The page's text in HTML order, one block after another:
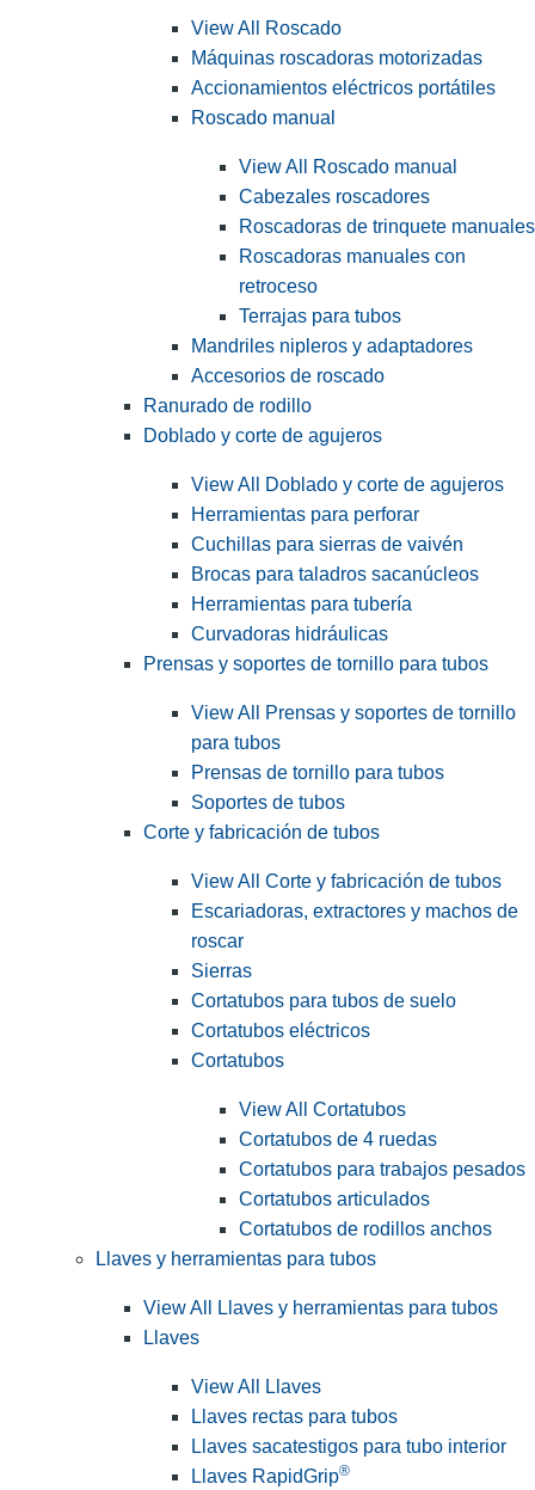
View All Roscado
Máquinas roscadoras motorizadas
Accionamientos eléctricos portátiles
Roscado manual
View All Roscado manual
Cabezales roscadores
Roscadoras de trinquete manuales
Roscadoras manuales con
retroceso
Terrajas para tubos
Mandriles nipleros y adaptadores
Accesorios de roscado
Ranurado de rodillo
Doblado y corte de agujeros
View All Doblado y corte de agujeros
Herramientas para perforar
Cuchillas para sierras de vaivén
Brocas para taladros sacanúcleos
Herramientas para tubería
Curvadoras hidráulicas
Prensas y soportes de tornillo para tubos
View All Prensas y soportes de tornillo
para tubos
Prensas de tornillo para tubos
Soportes de tubos
Corte y fabricación de tubos
View All Corte y fabricación de tubos
Escariadoras, extractores y machos de
roscar
Sierras
Cortatubos para tubos de suelo
Cortatubos eléctricos
Cortatubos
View All Cortatubos
Cortatubos de 4 ruedas
Cortatubos para trabajos pesados
Cortatubos articulados
Cortatubos de rodillos anchos
Llaves y herramientas para tubos
View All Llaves y herramientas para tubos
Llaves
View All Llaves
Llaves rectas para tubos
Llaves sacatestigos para tubo interior
Llaves RapidGrip®